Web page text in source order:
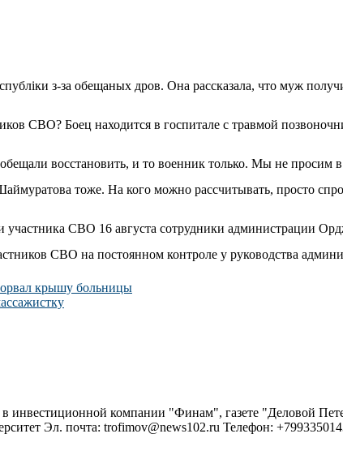
з-за обещаных дров. Она рассказала, что муж
СВО? Боец находится в госпитале с травмой
восстановить, и то военник только. Мы не просим
тоже. На кого можно рассчитывать, просто
участника СВО 16 августа сотрудники администрации
СВО на постоянном контроле у руководства
крышу больницы
инвестиционной компании "Финам", газете "Деловой
Эл. почта: trofimov@news102.ru Телефон: